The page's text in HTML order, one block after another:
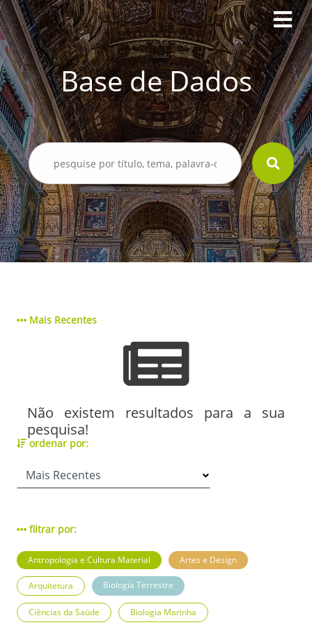
Base de Dados
Mais Recentes
Não existem resultados para a sua
pesquisa!
ordenar por:
filtrar por:
Antropologia e Cultura Material Artes e Design
Arquitetura Biologia Terrestre
Ciências da Saúde Biologia Marinha